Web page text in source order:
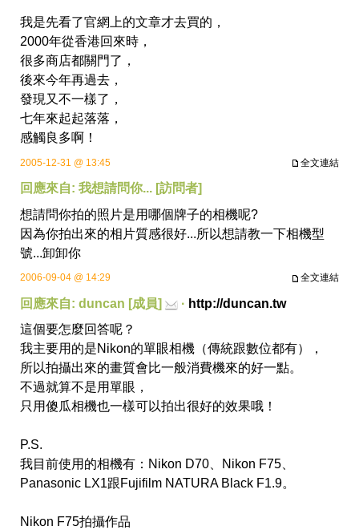
我是先看了官網上的文章才去買的，
2000年從香港回來時，
很多商店都關門了，
後來今年再過去，
發現又不一樣了，
七年來起起落落，
感觸良多啊！
全文連結
2005-12-31 @ 13:45
回應來自: 我想請問你... [訪問者]
想請問你拍的照片是用哪個牌子的相機呢?
因為你拍出來的相片質感很好...所以想請教一下相機型
號...卸卸你
全文連結
2006-09-04 @ 14:29
回應來自: duncan [成員] · http://duncan.tw
這個要怎麼回答呢？
我主要用的是Nikon的單眼相機（傳統跟數位都有），
所以拍攝出來的畫質會比一般消費機來的好一點。
不過就算不是用單眼，
只用傻瓜相機也一樣可以拍出很好的效果哦！
P.S.
我目前使用的相機有：Nikon D70、 Nikon F75
Panasonic LX1跟Fujifilm NATURA Black F1.9。
Nikon F75拍攝作品